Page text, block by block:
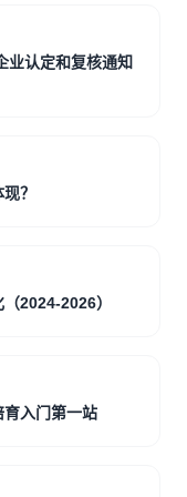
业认定和复核通知
？
2024-2026）
入门第一站